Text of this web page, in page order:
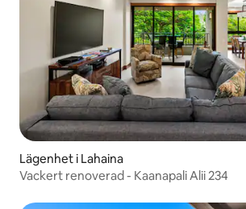
Lägenhet i Lahaina
Vackert renoverad - Kaanapali Alii 234